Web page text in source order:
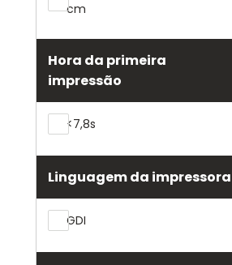
cm
Hora da primeira
impressão
<7,8s
Linguagem da impressora
GDI